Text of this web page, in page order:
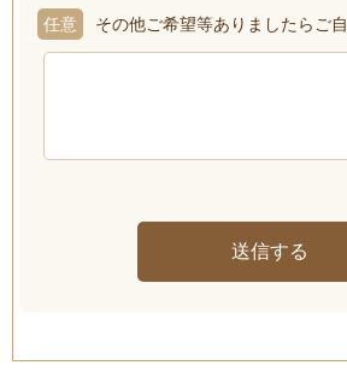
その他ご希望等ありましたらご
任意